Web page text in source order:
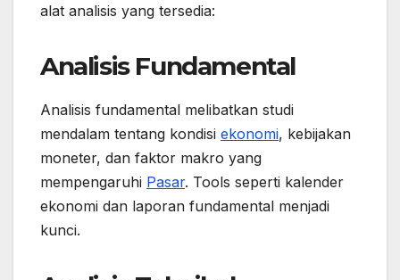
alat analisis yang tersedia:
Analisis Fundamental
Analisis fundamental melibatkan studi
mendalam tentang kondisi ekonomi, kebijakan
moneter, dan faktor makro yang
mempengaruhi Pasar. Tools seperti kalender
ekonomi dan laporan fundamental menjadi
kunci.